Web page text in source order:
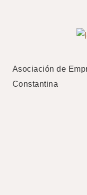
Asociación de
Constantina